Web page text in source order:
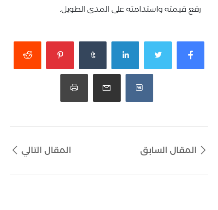
رفع قيمته واستدامته على المدى الطويل.
المقال السابق المقال التالي